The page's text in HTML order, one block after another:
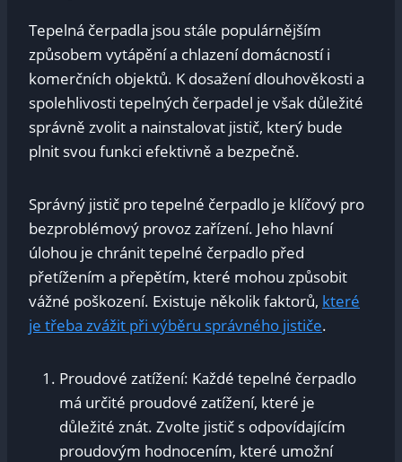
Tepelná čerpadla jsou stále populárnějším
způsobem⁤ vytápění a chlazení domácností i
‍komerčních ⁣objektů. K dosažení dlouhověkosti a
‌spolehlivosti tepelných čerpadel je však důležité
správně zvolit a nainstalovat jistič, ‌který bude
plnit svou funkci ‌efektivně a bezpečně.
Správný jistič pro tepelné ⁤čerpadlo je klíčový⁢ pro
bezproblémový provoz ‌zařízení. Jeho‍ hlavní
‌úlohou je chránit​ tepelné ⁤čerpadlo před
přetížením a přepětím, které mohou způsobit
vážné poškození. Existuje několik faktorů, které
je třeba​ zvážit⁢ při výběru ⁣správného jističe.
Proudové⁣ zatížení:‌ Každé tepelné čerpadlo
má určité proudové zatížení, které je
důležité znát. Zvolte jistič s⁣ odpovídajícím
proudovým‍ hodnocením, které‍ umožní